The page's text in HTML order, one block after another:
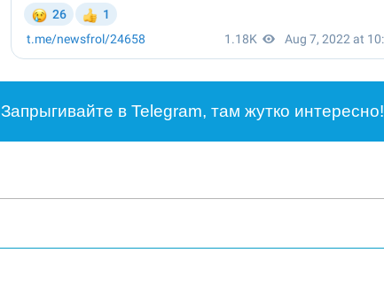
Запрыгивайте в Telegram, там жутко интересно!